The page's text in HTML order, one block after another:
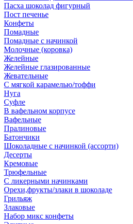
Пасха шоколад фигурный
Пост печенье
Конфеты
Помадные
Помадные с начинкой
Молочные (коровка)
Желейные
Желейные глазированные
Жевательные
С мягкой карамелью/тоффи
Нуга
Суфле
В вафельном корпусе
Вафельные
Пралиновые
Батончики
Шоколадные с начинкой (ассорти)
Десерты
Кремовые
Трюфельные
С ликерными начинками
Орехи,фрукты/злаки в шоколаде
Грильяж
Злаковые
Набор микс конфеты